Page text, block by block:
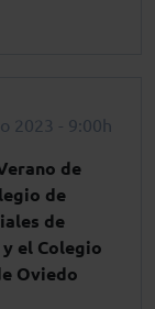
2023 - 9:00h
de
de
de
el Colegio
Oviedo